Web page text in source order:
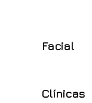
Facial
Clínicas